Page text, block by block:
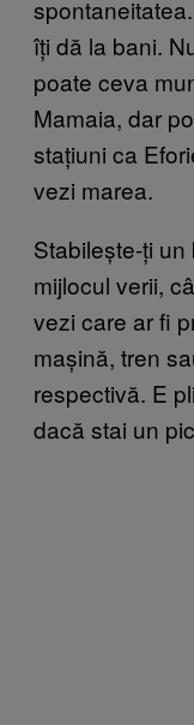
îți dă la bani.
poate ceva
Mamaia, dar
stațiuni ca
vezi marea.
Stabilește-ți
mijlocul verii,
vezi care ar fi
mașină, tren
respectivă. E
dacă stai un